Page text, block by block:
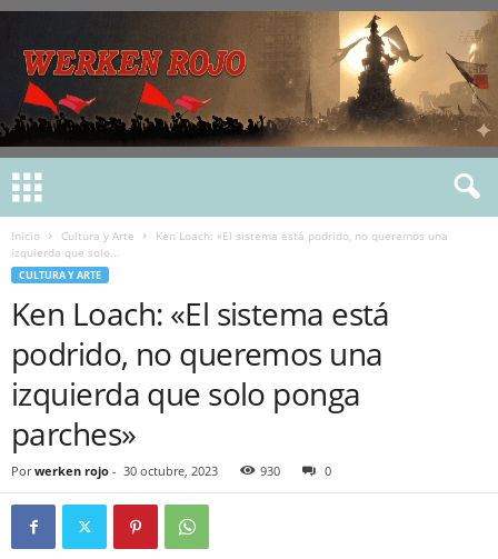
Inicio Cultura y Arte
Ken Loach: «El sistema está podrido, no queremos una
izquierda que solo...
CULTURA Y ARTE
Ken Loach: «El sistema está
podrido, no queremos una
izquierda que solo ponga
parches»
Por werken rojo - 30 octubre, 2023 930 0